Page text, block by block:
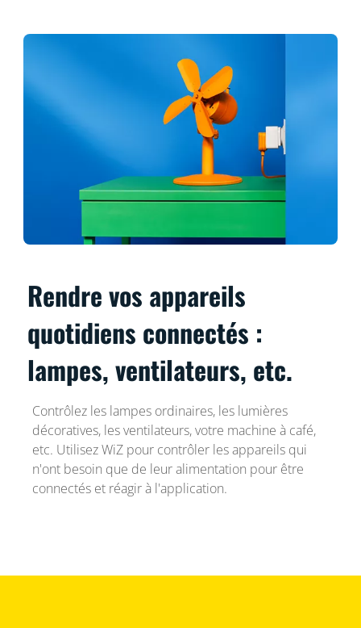
Rendre vos appareils
quotidiens connectés :
lampes, ventilateurs, etc.
Contrôlez les lampes ordinaires, les lumières
décoratives, les ventilateurs, votre machine à café,
etc. Utilisez WiZ pour contrôler les appareils qui
n'ont besoin que de leur alimentation pour être
connectés et réagir à l'application.